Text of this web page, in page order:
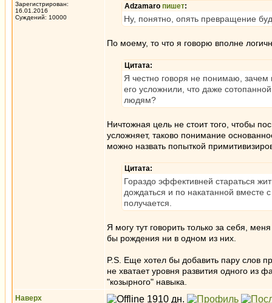
Зарегистрирован:
16.01.2016
Суждений: 10000
Adzamaro пишет:
Ну, понятно, опять превращение
По моему, то что я говорю вполне
Цитата:
Я честно говоря не понимаю, зачем
его усложнили, что даже
людям?
Ничтожная цель не стоит того, чтобы
усложняет, таково понимание
можно назвать попыткой
Цитата:
Гораздо эффективней стараться
дождаться и по накатанной вместе
получается.
Я могу тут говорить только за себя,
бы рождения ни в одном из них.
P.S. Еще хотел бы добавить пару слов
не хватает уровня развития одного из
"козырного" навыка.
Наверх